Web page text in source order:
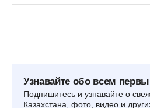
Узнавайте обо всем
Подпишитесь и узнавайте о
Казахстана, фото, видео и